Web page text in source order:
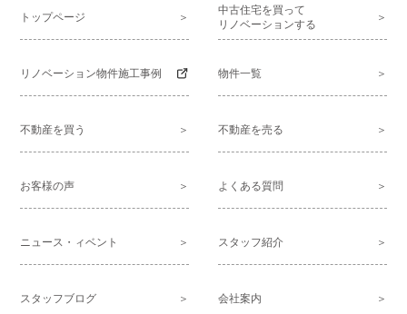
トップページ
中古住宅を買って
リノベーションする
リノベーション物件施工事例 物件一覧
不動産を買う 不動産を売る
お客様の声 よくある質問
ニュース・ィベント スタッフ紹介
スタッフブログ 会社案内